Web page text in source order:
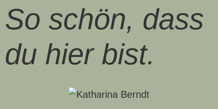
So schön, dass
du hier bist.